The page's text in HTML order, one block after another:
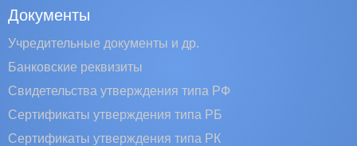
Документы
Учредительные документы и др.
Банковские реквизиты
Свидетельства утверждения типа РФ
Сертификаты утверждения типа РБ
Сертификаты утверждения типа РК